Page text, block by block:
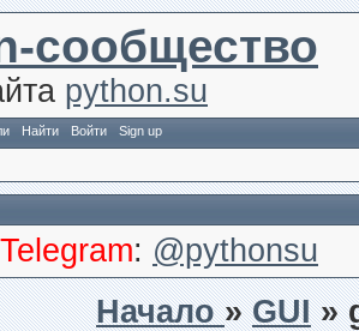
сообщество
python.su
Найти Войти Sign up
: @pythonsu
Начало»GUI »